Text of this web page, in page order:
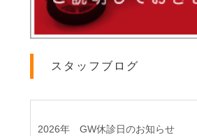
スタッフブログ
2026年 GW休診日のお知らせ